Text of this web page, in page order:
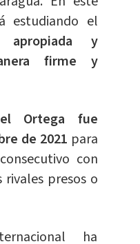
estudiando el
apropiada y
firme y
Ortega fue
de 2021 para
con
presos o
ha